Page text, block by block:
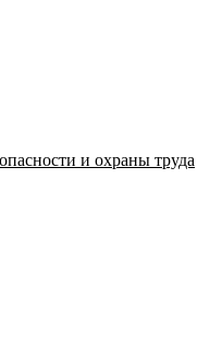
и охраны труда